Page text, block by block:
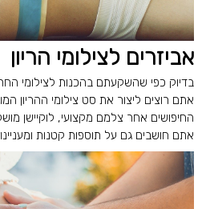
אביזרים לצילומי הריון
בדיוק כפי שהשקעתם בהכנות לצילומי
אתם רוצים ליצור את סט צילומי ההריון
החיפושים אחר צלמם מקצועי, לוקיישן
אתם חושבים גם על תוספות קטנות